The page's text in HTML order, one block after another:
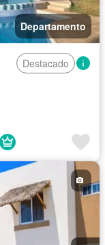
Departamento
Destacado